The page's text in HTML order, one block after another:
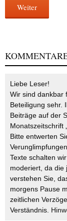
Weiter
Liebe Leser!
Wir sind dankbar
Beteiligung sehr.
Beiträge auf der
Monatszeitschrift
Bitte entwerten
Texte schalten
moderiert, da die
verstehen Sie,
morgens Pause
zeitlichen
Verständnis.